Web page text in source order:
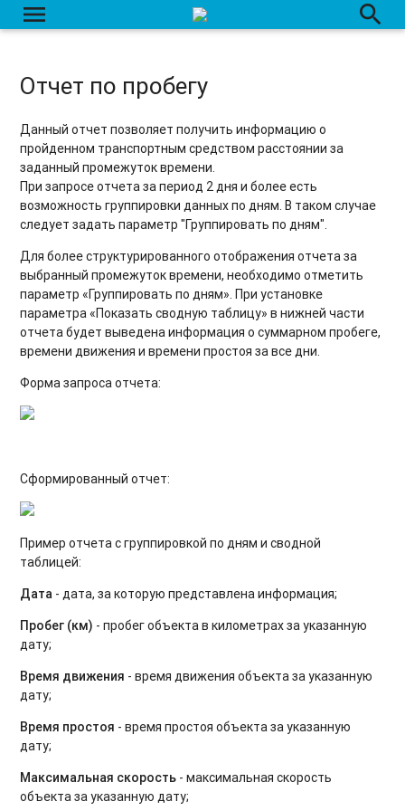
menu search
Отчет по пробегу
Данный отчет позволяет получить информацию о
пройденном транспортным средством расстоянии за
заданный промежуток времени.
При запросе отчета за период 2 дня и более есть
возможность группировки данных по дням. В таком случае
следует задать параметр "Группировать по дням".
Для более структурированного отображения отчета за
выбранный промежуток времени, необходимо отметить
параметр «Группировать по дням». При установке
параметра «Показать сводную таблицу» в нижней части
отчета будет выведена информация о суммарном пробеге,
времени движения и времени простоя за все дни.
Форма запроса отчета:
Сформированный отчет:
Пример отчета c группировкой по дням и сводной
таблицей:
Дата - дата, за которую представлена информация;
Пробег (км) - пробег объекта в километрах за указанную
дату;
Время движения - время движения объекта за указанную
дату;
Время простоя - время простоя объекта за указанную
дату;
Максимальная скорость - максимальная скорость
объекта за указанную дату;